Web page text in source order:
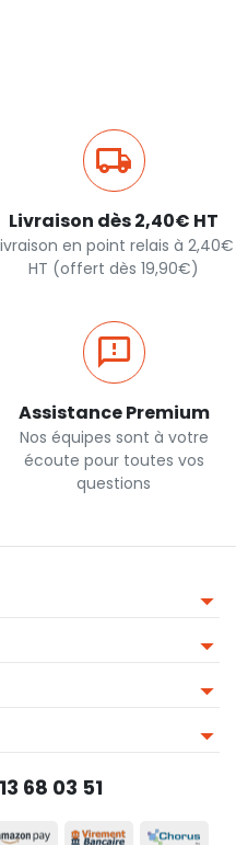
Livraison dès 2,40€ HT
en point relais à 2,40€
HT (offert dès 19,90€)
Assistance Premium
Nos équipes sont à votre
écoute pour toutes vos
questions
68 03 51